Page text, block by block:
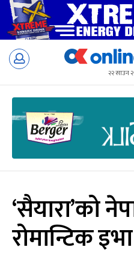
Skip
२२ साउन
‘सैयारा’को
रोमान्टिक